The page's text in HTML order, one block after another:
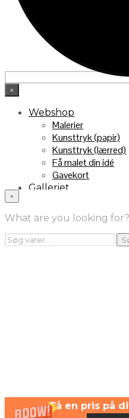
Få en pris på
×
Webshop
Malerier
Kunsttryk (papir)
Kunsttryk (lærred)
Få malet din idé
Gavekort
Galleriet
Handelsebetingelser
Returnering
FRA TV
Videoklip fra
×
What are you looking for?
Søg
efter: